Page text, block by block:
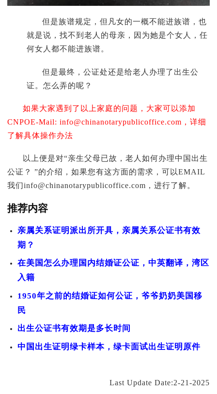
但是族谱规定，但凡女的一概不能进族谱，也
就是说，找不到老人的母亲，因为她是个女人，任
何女人都不能进族谱。
但是最终，公证处还是给老人办理了出生公
证。怎么弄的呢？
如果大家遇到了以上家庭的问题，大家可以添加
CNPOE-Mail: info@chinanotarypublicoffice.com ，详细
了解具体操作办法
以上便是对“亲生父母已故，老人如何办理中国出生
公证？ ”的介绍，如果您有这方面的需求，可以EMAIL
我们info@chinanotarypublicoffice.com ，进行了解。
推荐内容
亲属关系证明派出所开具，亲属关系公证书有效
期？
在美国怎么办理国内结婚证公证，中英翻译，湾区
入籍
1950年之前的结婚证如何公证，爷爷奶奶美国移
民
出生公证书有效期是多长时间
中国出生证明绿卡样本，绿卡面试出生证明原件
Last Update Date:2-21-2025